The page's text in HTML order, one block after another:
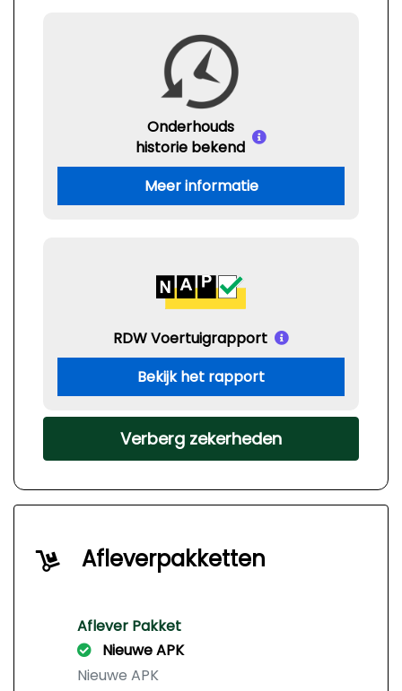
Onderhouds
historie bekend
Meer informatie
RDW Voertuigrapport
Bekijk het rapport
Verberg zekerheden
Afleverpakketten
Aflever Pakket
Nieuwe APK
Nieuwe APK